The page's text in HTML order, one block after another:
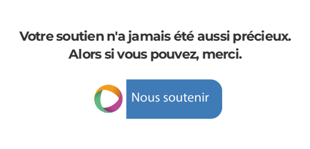
Votre soutien n'a jamais été aussi précieux.
Alors si vous pouvez, merci.